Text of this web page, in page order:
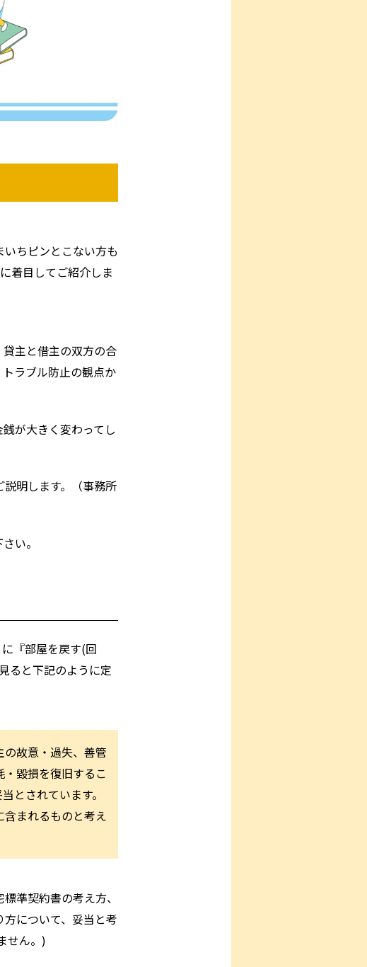
ちピンとこない方も
着目してご紹介しま
主と借主の双方の合
ラブル防止の観点か
が大きく変わってし
明します。（事務所
い。
『部屋を戻す(回
ると下記のように定
の故意・過失、善管
毀損を復旧するこ
とされています。
まれるものと考え
準契約書の考え方、
について、妥当と考
せん。)